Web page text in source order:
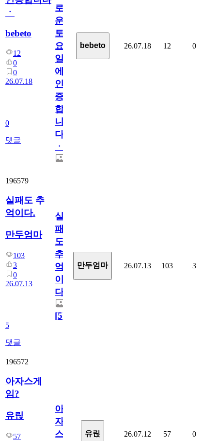
ㆍ
bebeto
12
0
0
26.07.18
0
댓글
로
운
토
요
일
에
인
증
합
니
다
ㆍ
bebeto 26.07.18 12 0
196579
실패도 추
억이다.
만두엄마
103
3
0
26.07.13
5
댓글
실
패
도
추
억
이
다.
[5]
만두엄마 26.07.13 103 3
196572
아자스게
임?
유릱
57
아
자
스
유릱 26.07.12 57 0